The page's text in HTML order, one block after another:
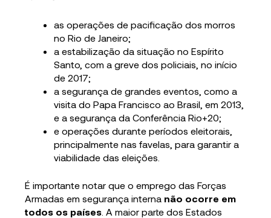
as operações de pacificação dos morros
no Rio de Janeiro;
a estabilização da situação no Espírito
Santo, com a greve dos policiais, no início
de 2017;
a segurança de grandes eventos, como a
visita do Papa Francisco ao Brasil, em 2013,
e a segurança da Conferência Rio+20;
e operações durante períodos eleitorais,
principalmente nas favelas, para garantir a
viabilidade das eleições.
É importante notar que o emprego das Forças
Armadas em segurança interna não ocorre em
todos os países . A maior parte dos Estados